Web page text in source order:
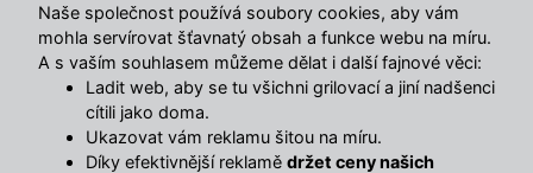
Naše společnost používá soubory cookies, aby vám
mohla servírovat šťavnatý obsah a funkce webu na míru.
A s vaším souhlasem můžeme dělat i další fajnové věci:
Ladit web, aby se tu všichni grilovací a jiní nadšenci
cítili jako doma.
Ukazovat vám reklamu šitou na míru.
Díky efektivnější reklamě držet ceny našich
Do košíku